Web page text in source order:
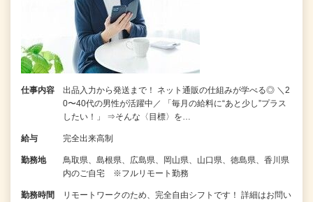
仕事内容
出品入力から発送まで！ ネット通販の仕組みが学べる◎ ＼2
0〜40代の男性が活躍中／ 「毎月の給料に“あと少し”プラス
したい！」 ⇒そんな〈目標〉を…
給与 完全出来高制
勤務地
鳥取県、島根県、広島県、岡山県、山口県、徳島県、香川県
内のご自宅 ※フルリモート勤務
勤務時間
リモートワークのため、完全自由シフトです！ 詳細はお問い